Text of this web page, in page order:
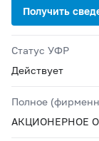
Статус УФР
Действует
Полное
АКЦИОНЕРНОЕ